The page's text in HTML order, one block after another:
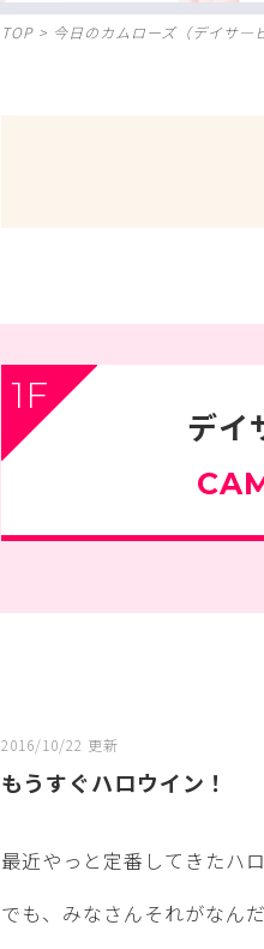
TOP > 今日のカムローズ（デイサ―
1F
デイ
2016/10/22 更新
もうすぐハロウイン！
最近やっと定番してきたハ
でも、みなさんそれがなん